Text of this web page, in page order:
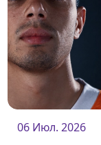
06 Июл. 2026